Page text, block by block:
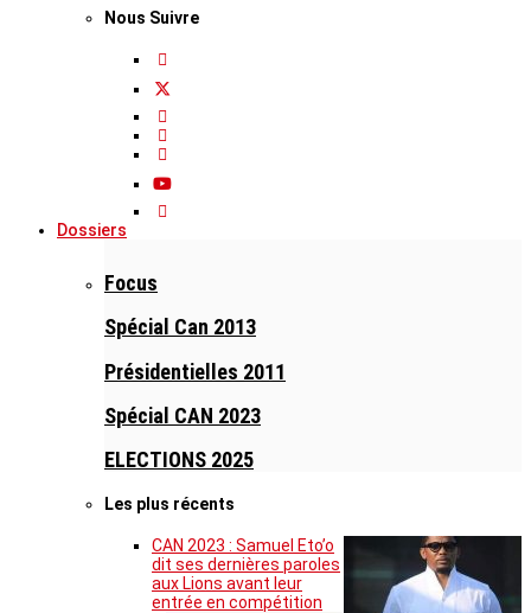
Nous Suivre
Dossiers
Focus
Spécial Can 2013
Présidentielles 2011
Spécial CAN 2023
ELECTIONS 2025
Les plus récents
CAN 2023 : Samuel Eto’o
dit ses dernières paroles
aux Lions avant leur
entrée en compétition